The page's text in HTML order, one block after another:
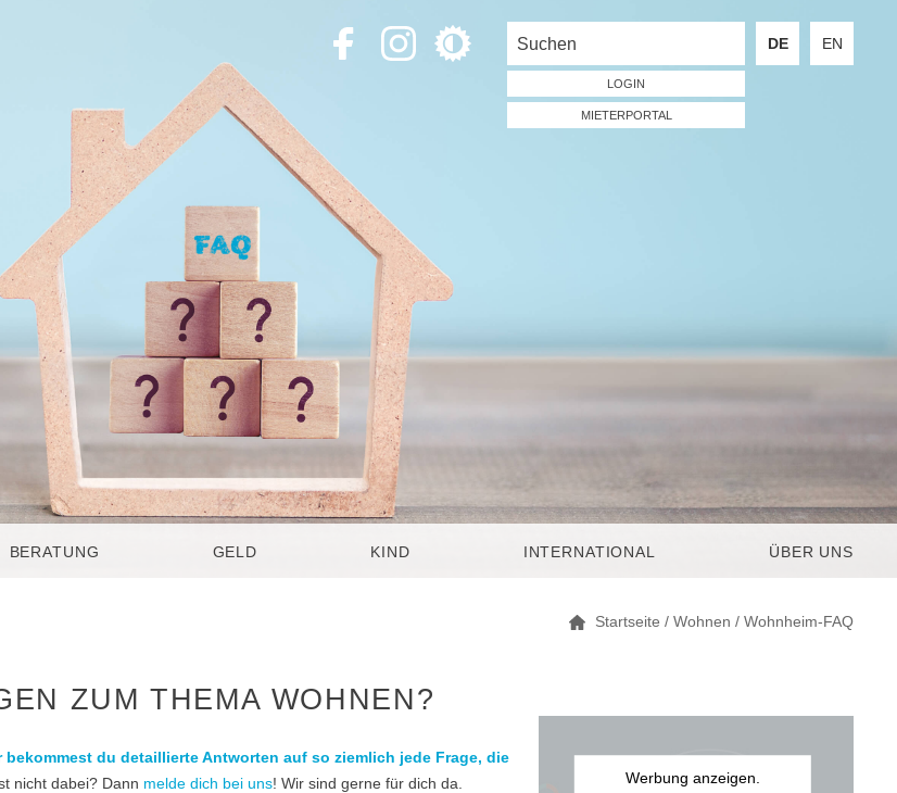
LOGIN
MIETERPORTAL
DE EN
BERATUNG GELD KIND INTERNATIONAL ÜBER UNS
Startseite / Wohnen / Wohnheim-FAQ
ZUM THEMA WOHNEN?
du detaillierte Antworten auf so ziemlich jede Frage, die
nicht dabei? Dann melde dich bei uns! Wir sind gerne für dich da.
Werbung anzeigen.